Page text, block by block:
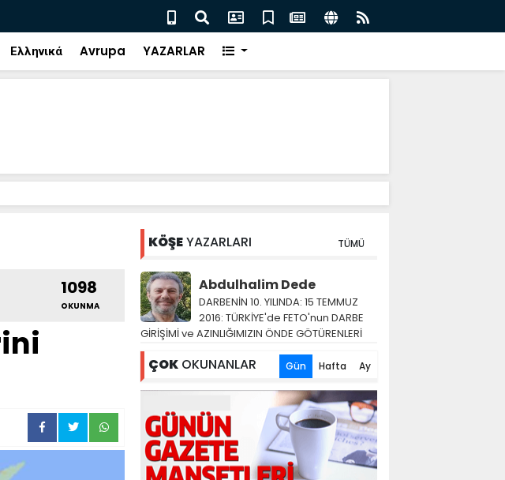
sonra
Salah transferi için İngiliz medyası ne diyor?
Ελληνικά Avrupa YAZARLAR
1098
OKUNMA
KÖŞEYAZARLARI TÜMÜ
Abdulhalim Dede
DARBENİN 10. YILINDA: 15 TEMMUZ
2016: TÜRKİYE'de FETO'nun DARBE
GİRİŞİMİ ve AZINLIĞIMIZIN ÖNDE GÖTÜRENLERİ
ÇOK OKUNANLAR Gün Hafta Ay